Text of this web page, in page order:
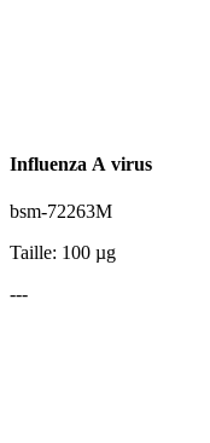
Influenza A virus
bsm-72263M
Taille: 100 µg
---